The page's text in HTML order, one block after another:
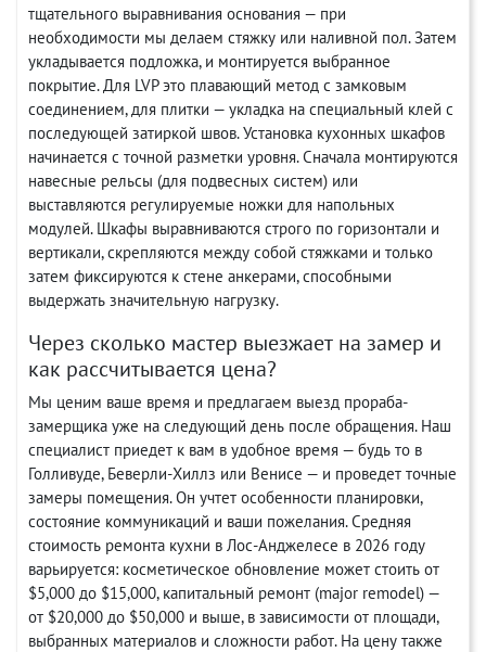
тщательного выравнивания основания — при
необходимости мы делаем стяжку или наливной пол. Затем
укладывается подложка, и монтируется выбранное
покрытие. Для LVP это плавающий метод с замковым
соединением, для плитки — укладка на специальный клей с
последующей затиркой швов. Установка кухонных шкафов
начинается с точной разметки уровня. Сначала монтируются
навесные рельсы (для подвесных систем) или
выставляются регулируемые ножки для напольных
модулей. Шкафы выравниваются строго по горизонтали и
вертикали, скрепляются между собой стяжками и только
затем фиксируются к стене анкерами, способными
выдержать значительную нагрузку.
Через сколько мастер выезжает на замер и
как рассчитывается цена?
Мы ценим ваше время и предлагаем выезд прораба-
замерщика уже на следующий день после обращения. Наш
специалист приедет к вам в удобное время — будь то в
Голливуде, Беверли-Хиллз или Венисе — и проведет точные
замеры помещения. Он учтет особенности планировки,
состояние коммуникаций и ваши пожелания. Средняя
стоимость ремонта кухни в Лос-Анджелесе в 2026 году
варьируется: косметическое обновление может стоить от
$5,000 до $15,000, капитальный ремонт (major remodel) —
от $20,000 до $50,000 и выше, в зависимости от площади,
выбранных материалов и сложности работ. На цену также